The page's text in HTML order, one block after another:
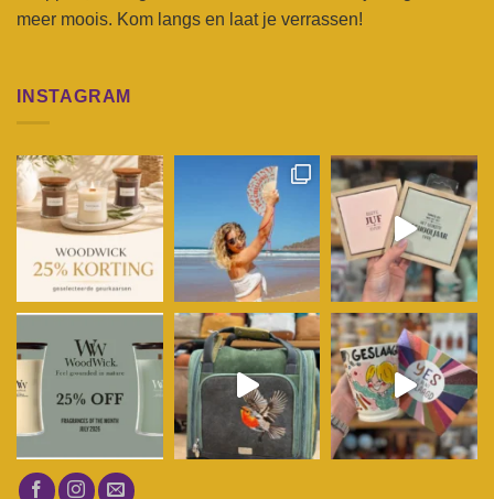
meer moois. Kom langs en laat je verrassen!
INSTAGRAM